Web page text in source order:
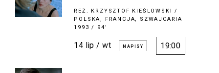
REŻ. KRZYSZTOF KIEŚLOWSKI
/
POLSKA, FRANCJA, SZWAJCARIA
1993 / 94’
14 lip / wt 19:00